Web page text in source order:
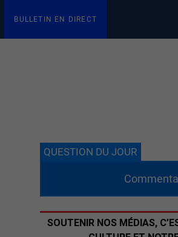
BULLETIN EN DIRECT
QUESTION DU JOUR
SOUTENIR NOS MÉDIAS,